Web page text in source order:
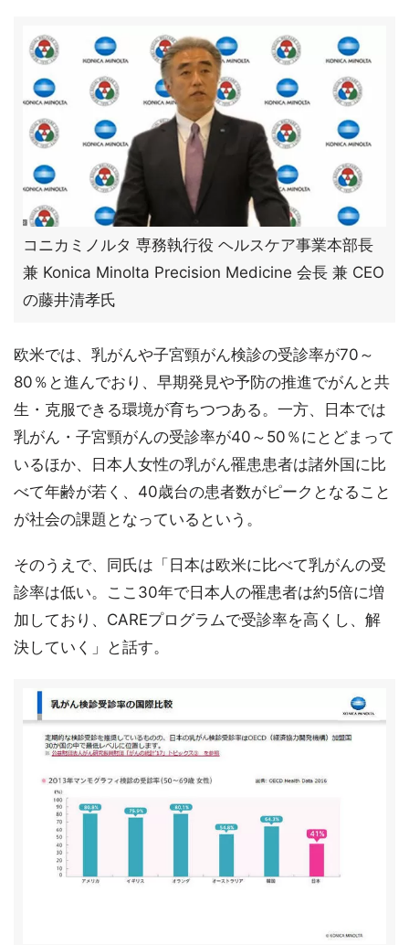
コニカミノルタ 専務執行役 ヘルスケア事業本部長
兼 Konica Minolta Precision Medicine 会長 兼 CEO
の藤井清孝氏
欧米では、乳がんや子宮頸がん検診の受診率が70～
80％と進んでおり、早期発見や予防の推進でがんと共
生・克服できる環境が育ちつつある。一方、日本では
乳がん・子宮頸がんの受診率が40～50％にとどまって
いるほか、日本人女性の乳がん罹患患者は諸外国に比
べて年齢が若く、40歳台の患者数がピークとなること
が社会の課題となっているという。
そのうえで、同氏は「日本は欧米に比べて乳がんの受
診率は低い。ここ30年で日本人の罹患者は約5倍に増
加しており、CAREプログラムで受診率を高くし、解
決していく」と話す。